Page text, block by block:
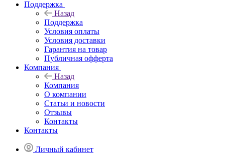
Поддержка
Назад
Поддержка
Условия оплаты
Условия доставки
Гарантия на товар
Публичная офферта
Компания
Назад
Компания
О компании
Статьи и новости
Отзывы
Контакты
Контакты
Личный кабинет